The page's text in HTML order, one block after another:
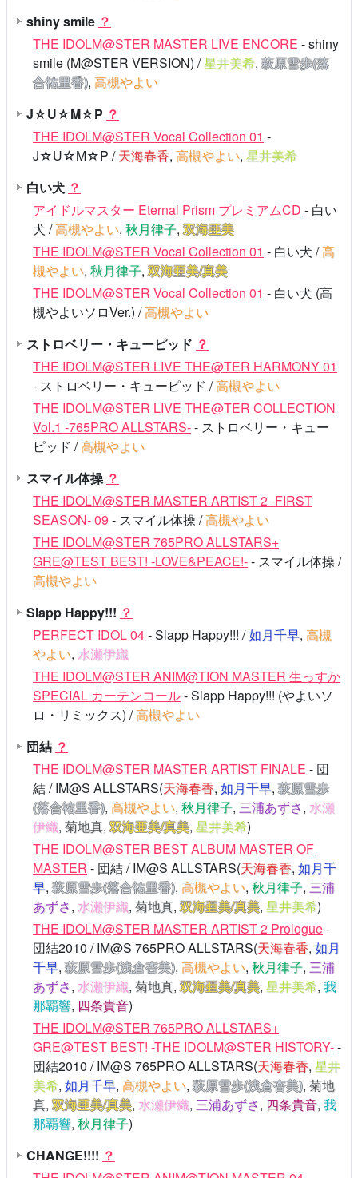
shiny smile ？
THE IDOLM@STER MASTER LIVE ENCORE - shiny
smile (M@STER VERSION) /星井美希,萩原雪歩(落
合祐里香), 高槻やよい
J☆U☆M☆P ？
THE IDOLM@STER Vocal Collection 01 -
J☆U☆M☆P /天海春香, 高槻やよい, 星井美希
白い犬 ？
アイドルマスター Eternal Prism プレミアムCD - 白い
犬 /高槻やよい, 秋月律子,双海亜美
THE IDOLM@STER Vocal Collection 01 - 白い犬 /高
槻やよい, 秋月律子,双海亜美/真美
THE IDOLM@STER Vocal Collection 01 - 白い犬 (高
槻やよいソロVer.) /高槻やよい
ストロベリー・キューピッド ？
THE IDOLM@STER LIVE THE@TER HARMONY 01
- ストロベリー・キューピッド /高槻やよい
THE IDOLM@STER LIVE THE@TER COLLECTION
Vol.1 -765PRO ALLSTARS-- ストロベリー・キュー
ピッド /高槻やよい
スマイル体操 ？
THE IDOLM@STER MASTER ARTIST 2 -FIRST
SEASON- 09 - スマイル体操 /高槻やよい
THE IDOLM@STER 765PRO ALLSTARS+
GRE@TEST BEST! -LOVE&PEACE!-- スマイル体操 /
高槻やよい
Slapp Happy!!! ？
PERFECT IDOL 04- Slapp Happy!!! /如月千早, 高槻
やよい, 水瀬伊織
THE IDOLM@STER ANIM@TION MASTER 生っすか
SPECIAL カーテンコール- Slapp Happy!!! (やよいソ
ロ・リミックス) /高槻やよい
団結 ？
THE IDOLM@STER MASTER ARTIST FINALE - 団
結 / IM@S ALLSTARS(天海春香, 如月千早,萩原雪歩
(落合祐里香), 高槻やよい, 秋月律子, 三浦あずさ, 水瀬
伊織, 菊地真,双海亜美/真美, 星井美希)
THE IDOLM@STER BEST ALBUM MASTER OF
MASTER - 団結 / IM@S ALLSTARS(天海春香, 如月千
早,萩原雪歩(落合祐里香), 高槻やよい, 秋月律子, 三浦
あずさ, 水瀬伊織, 菊地真,双海亜美/真美, 星井美希)
THE IDOLM@STER MASTER ARTIST 2 Prologue-
団結2010 / IM@S 765PRO ALLSTARS(天海春香, 如月
千早,萩原雪歩(浅倉杏美), 高槻やよい, 秋月律子, 三浦
あずさ, 水瀬伊織, 菊地真,双海亜美/真美, 星井美希, 我
那覇響, 四条貴音)
THE IDOLM@STER 765PRO ALLSTARS+
GRE@TEST BEST! -THE IDOLM@STER HISTORY--
団結2010 / IM@S 765PRO ALLSTARS(天海春香, 星井
美希, 如月千早, 高槻やよい,萩原雪歩(浅倉杏美), 菊地
真,双海亜美/真美, 水瀬伊織, 三浦あずさ, 四条貴音, 我
那覇響, 秋月律子)
CHANGE!!!! ？